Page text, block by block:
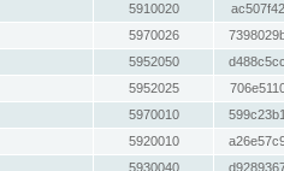
5910020
5970026
5952050
5952025
5970010
5920010
5930040